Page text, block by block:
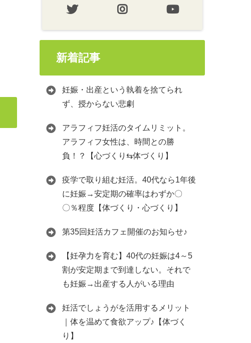
新着記事
妊娠・出産という執着を捨てられ
ず、授からない悲劇
アラフィフ妊活のタイムリミット。
アラフィフ女性は、時間との勝
負！？【心づくり⇆体づくり】
疫学で取り組む妊活。40代なら1年後
に妊娠→安定期の確率はわずか〇
〇％程度【体づくり・心づくり】
第35回妊活カフェ開催のお知らせ♪
【妊孕力を育む】40代の妊娠は4～5
割が安定期まで到達しない。それで
も妊娠→出産する人がいる理由
妊活でしょうがを活用するメリット
｜体を温めて食欲アップ♪【体づく
り】